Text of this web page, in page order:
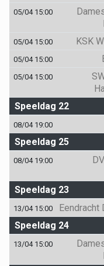
05/04 15:00
05/04 15:00 KSK
05/04 15:00
05/04 15:00
Speeldag 22
08/04 19:00
Speeldag 25
08/04 19:00
Speeldag 23
13/04 15:00 Eendracht
Speeldag 24
13/04 15:00